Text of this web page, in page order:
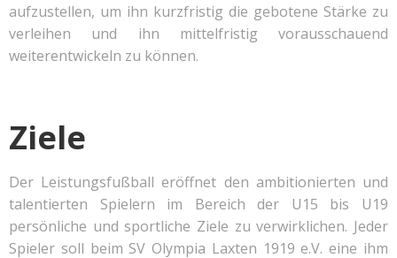
aufzustellen, um ihn kurzfristig die gebotene Stärke zu
verleihen und ihn mittelfristig vorausschauend
weiterentwickeln zu können.
Ziele
Der Leistungsfußball eröffnet den ambitionierten und
talentierten Spielern im Bereich der U15 bis U19
persönliche und sportliche Ziele zu verwirklichen. Jeder
Spieler soll beim SV Olympia Laxten 1919 e.V. eine ihm